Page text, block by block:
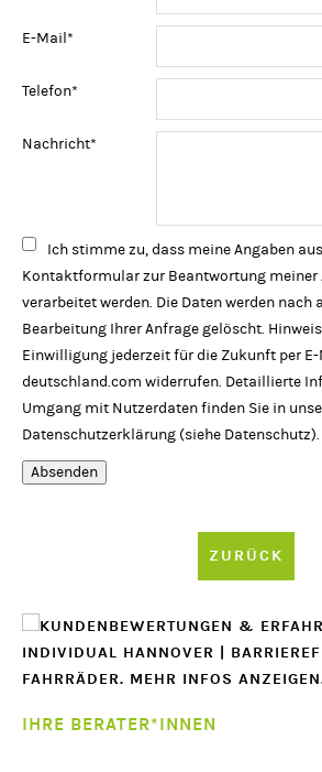
Pflichtfeld
E-Mail *
Pflichtfeld
Telefon*
Pflichtfeld
Nachricht*
Ich stimme zu, dass meine Angaben
Kontaktformular zur Beantwortung meiner
verarbeitet werden. Die Daten werden nach
Bearbeitung Ihrer Anfrage gelöscht.
Einwilligung jederzeit für die Zukunft per
deutschland.com widerrufen. Detaillierte
Umgang mit Nutzerdaten finden Sie in
Datenschutzerklärung (siehe Datenschutz).
Absenden
ZURÜCK
IHRE BERATER*INNEN